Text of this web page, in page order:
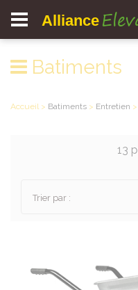
Alliance
Batiments
Accueil > Batiments > Entretien >
13
Trier par :